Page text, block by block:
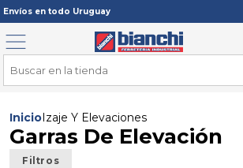
Envíos en todo Uruguay
Menú
Inicio Izaje Y Elevaciones
Garras De Elevación
Filtros